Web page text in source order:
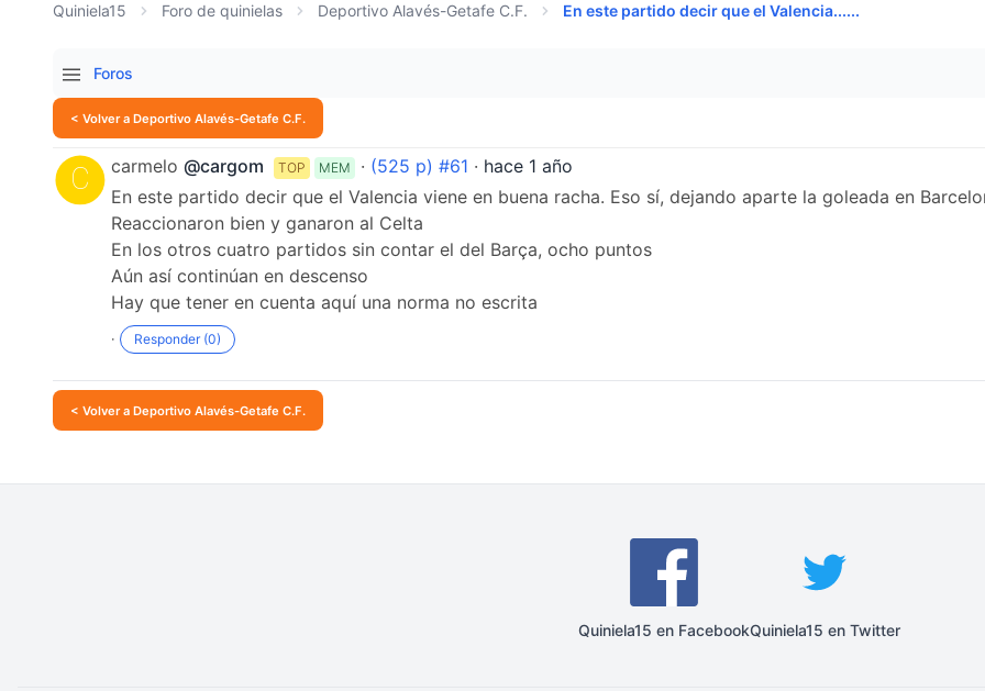
Quiniela15 Foro de quinielas Deportivo Alavés-Getafe C.F. En este partido decir que el Valencia......
Foros
< Volver a Deportivo Alavés-Getafe C.F.
carmelo @cargom TOP MEM · (525 p) #61 · hace 1 año
En este partido decir que el Valencia viene en buena racha. Eso sí, dejando aparte la goleada en
Reaccionaron bien y ganaron al Celta
En los otros cuatro partidos sin contar el del Barça, ocho puntos
Aún así continúan en descenso
Hay que tener en cuenta aquí una norma no escrita
· Responder (0)
< Volver a Deportivo Alavés-Getafe C.F.
Quiniela15 en FacebookQuiniela15 en Twitter